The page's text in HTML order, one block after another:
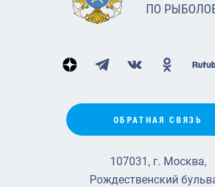
ПО
ОБРАТНАЯ СВЯЗЬ
107031, г. Москва,
Рождественский